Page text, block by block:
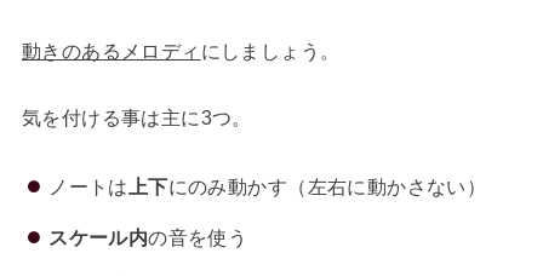
動きのあるメロディ にしましょう。
気を付ける事は主に3つ。
ノートは 上下にのみ動かす（左右に動かさない）
スケール内の音を使う